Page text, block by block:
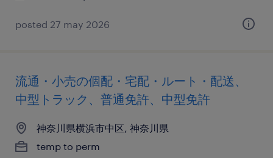
posted 27 may 2026
流通・小売の個配・宅配・ルート・配送、
中型トラック、普通免許、中型免許
神奈川県横浜市中区, 神奈川県
temp to perm